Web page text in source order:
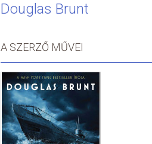
Douglas Brunt
A SZERZŐ MŰVEI